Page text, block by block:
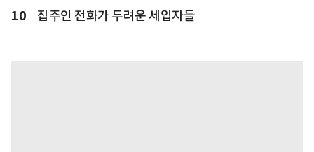
10 집주인 전화가 두려운 세입자들